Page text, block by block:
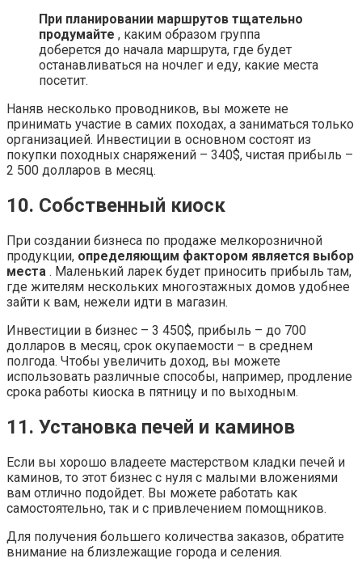
При планировании маршрутов тщательно
продумайте , каким образом группа
доберется до начала маршрута, где будет
останавливаться на ночлег и еду, какие места
посетит.
Наняв несколько проводников, вы можете не
принимать участие в самих походах, а заниматься только
организацией. Инвестиции в основном состоят из
покупки походных снаряжений – 340$, чистая прибыль –
2 500 долларов в месяц.
10. Собственный киоск
При создании бизнеса по продаже мелкорозничной
продукции, определяющим фактором является выбор
места . Маленький ларек будет приносить прибыль там,
где жителям нескольких многоэтажных домов удобнее
зайти к вам, нежели идти в магазин.
Инвестиции в бизнес – 3 450$, прибыль – до 700
долларов в месяц, срок окупаемости – в среднем
полгода. Чтобы увеличить доход, вы можете
использовать различные способы, например, продление
срока работы киоска в пятницу и по выходным.
11. Установка печей и каминов
Если вы хорошо владеете мастерством кладки печей и
каминов, то этот бизнес с нуля с малыми вложениями
вам отлично подойдет. Вы можете работать как
самостоятельно, так и с привлечением помощников.
Для получения большего количества заказов, обратите
внимание на близлежащие города и селения.